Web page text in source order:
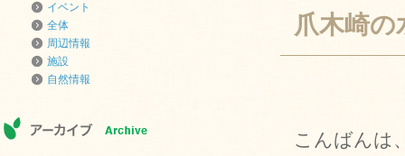
イベント
全体
周辺情報
施設
自然情報
爪木崎
こんばんは